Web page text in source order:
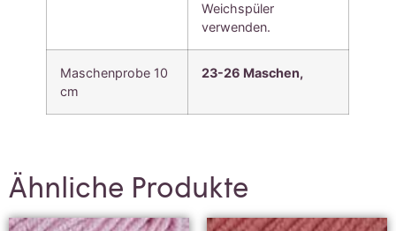
Weichspüler
verwenden.
Maschenprobe 10
cm
23-26 Maschen,
Ähnliche Produkte